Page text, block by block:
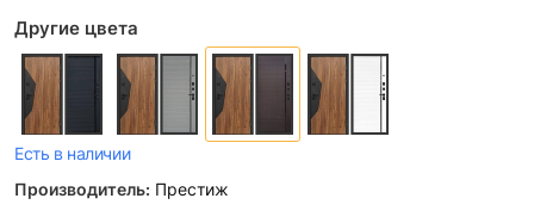
Другие цвета
Есть в наличии
Производитель: Престиж